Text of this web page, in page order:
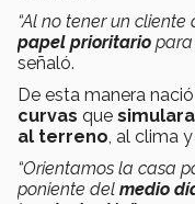
“Al no tener un
papel prioritario para
señaló.
De esta manera
curvas que
al terreno, al clima
“Orientamos la casa
poniente del medio